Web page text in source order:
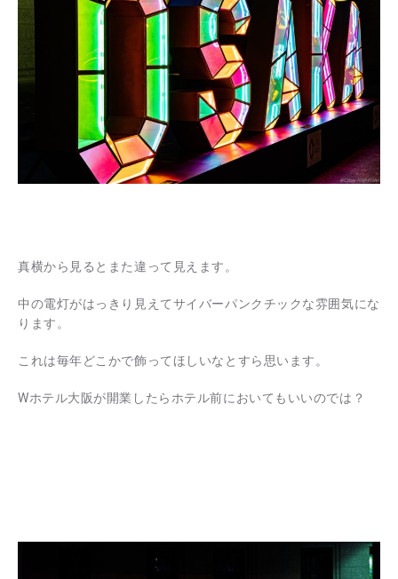
真横から見るとまた違って見えます。
中の電灯がはっきり見えてサイバーパンクチックな雰囲気にな
ります。
これは毎年どこかで飾ってほしいなとすら思います。
Wホテル大阪が開業したらホテル前においてもいいのでは？